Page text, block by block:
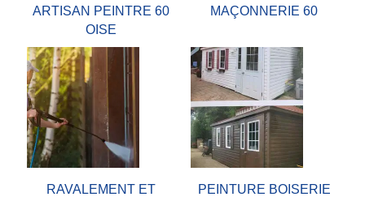
ARTISAN PEINTRE 60
OISE
MAÇONNERIE 60
RAVALEMENT ET
PEINTURE BOISERIE